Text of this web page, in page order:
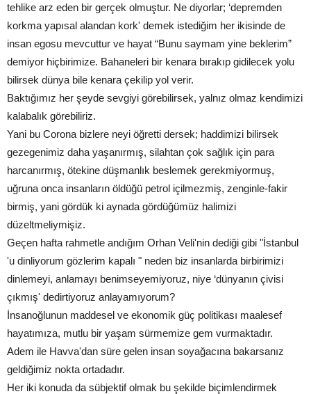
tehlike arz eden bir gerçek olmuştur. Ne diyorlar; ‘depremden
korkma yapısal alandan kork' demek istediğim her ikisinde de
insan egosu mevcuttur ve hayat “Bunu saymam yine beklerim”
demiyor hiçbirimize. Bahaneleri bir kenara bırakıp gidilecek yolu
bilirsek dünya bile kenara çekilip yol verir.
Baktığımız her şeyde sevgiyi görebilirsek, yalnız olmaz kendimizi
kalabalık görebiliriz.
Yani bu Corona bizlere neyi öğretti dersek; haddimizi bilirsek
gezegenimiz daha yaşanırmış, silahtan çok sağlık için para
harcanırmış, ötekine düşmanlık beslemek gerekmiyormuş,
uğruna onca insanların öldüğü petrol içilmezmiş, zenginle-fakir
birmiş, yani gördük ki aynada gördüğümüz halimizi
düzeltmeliymişiz.
Geçen hafta rahmetle andığım Orhan Veli'nin dediği gibi "İstanbul
'u dinliyorum gözlerim kapalı " neden biz insanlarda birbirimizi
dinlemeyi, anlamayı benimseyemiyoruz, niye ‘dünyanın çivisi
çıkmış' dedirtiyoruz anlayamıyorum?
İnsanoğlunun maddesel ve ekonomik güç politikası maalesef
hayatımıza, mutlu bir yaşam sürmemize gem vurmaktadır.
Adem ile Havva'dan süre gelen insan soyağacına bakarsanız
geldiğimiz nokta ortadadır.
Her iki konuda da sübjektif olmak bu şekilde biçimlendirmek